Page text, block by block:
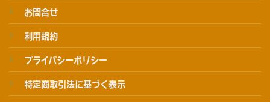
お問合せ
利用規約
プライバシーポリシー
特定商取引法に基づく表示